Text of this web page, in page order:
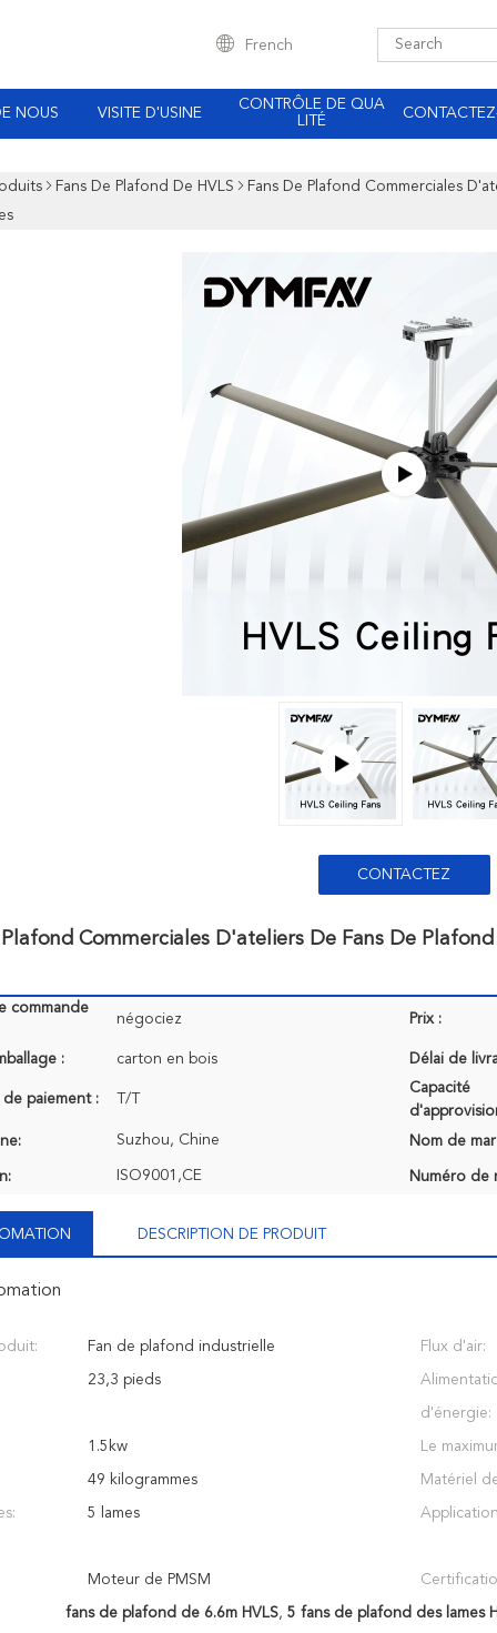
French
NOUS VISITE D'USINE
CONTRÔLE DE QUA
LITÉ
Fans De Plafond De HVLS
Fans De Plafond Commerciales
CONTACTEZ
Commerciales D'ateliers De Fans De Plafond
commande
négociez Prix :
: carton en bois Délai de
paiement : T/T
Capacité
Suzhou, Chine Nom de
ISO9001,CE Numéro de
DESCRIPTION DE PRODUIT
Fan de plafond industrielle Flux d'air:
23,3 pieds
d'énergie:
1.5kw Le
49 kilogrammes Matériel
5 lames
Moteur de PMSM
fans de plafond de 6.6m HVLS, 5 fans de plafond des lames